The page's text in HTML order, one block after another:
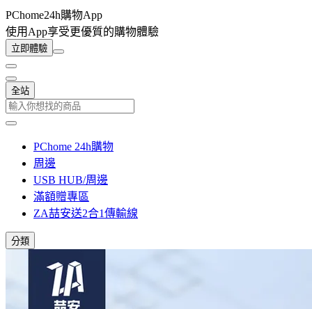
PChome24h購物App
使用App享受更優質的購物體驗
立即體驗
全站
PChome 24h購物
周邊
USB HUB/周邊
滿額贈專區
ZA喆安送2合1傳輸線
分類